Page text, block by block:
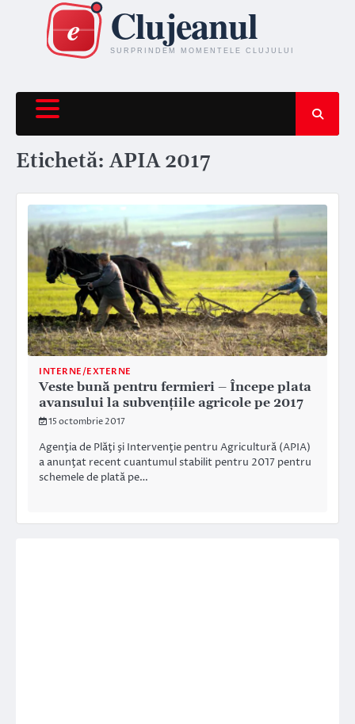
content
Etichetă:APIA 2017
INTERNE/EXTERNE
Veste bună pentru fermieri – Începe plata
avansului la subvenţiile agricole pe 2017
15 octombrie 2017
Agenţia de Plăţi şi Intervenţie pentru Agricultură (APIA)
a anunţat recent cuantumul stabilit pentru 2017 pentru
schemele de plată pe…